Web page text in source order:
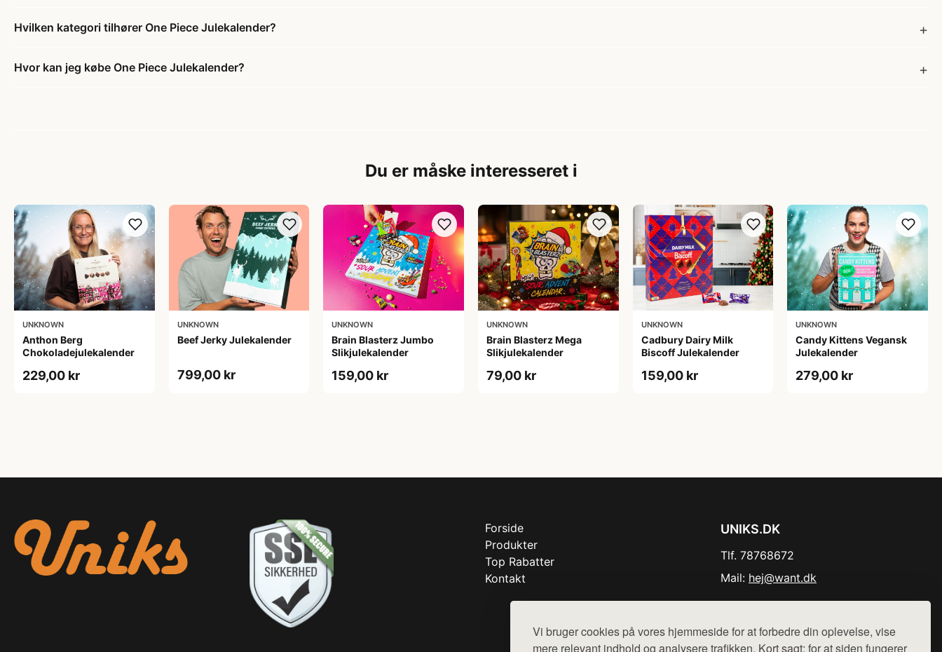
Vi bruger cookies på vores hjemmeside for at forbedre din oplevelse, vise
mere relevant indhold og analysere trafikken. Kort sagt: for at siden fungerer
Hvilken kategori tilhører One Piece Julekalender?
Hvor kan jeg købe One Piece Julekalender?
Du er måske interesseret i
UNKNOWN
Anthon Berg
Chokoladejulekalender
229,00 kr
UNKNOWN
Beef Jerky Julekalender
799,00 kr
UNKNOWN
Brain Blasterz Jumbo
Slikjulekalender
159,00 kr
UNKNOWN
Brain Blasterz Mega
Slikjulekalender
79,00 kr
UNKNOWN
Cadbury Dairy Milk
Biscoff Julekalender
159,00 kr
UNKNOWN
Candy Kittens Vegansk
Julekalender
279,00 kr
Forside
Produkter
Top Rabatter
Kontakt
UNIKS.DK
Tlf. 78768672
Mail: hej@want.dk